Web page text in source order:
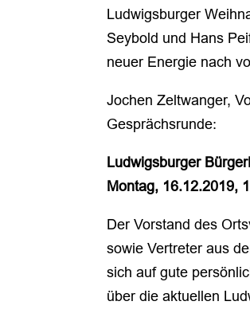
Ludwigsburger
Seybold und Hans
neuer Energie nach
Jochen Zeltwanger,
Gesprächsrunde:
Ludwigsburger
Montag, 16.12.2019,
Der Vorstand des
sowie Vertreter aus
sich auf gute
über die aktuellen